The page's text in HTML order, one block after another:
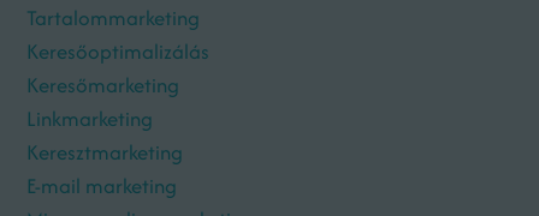
Tartalommarketing
Keresőoptimalizálás
Keresőmarketing
Linkmarketing
Keresztmarketing
E-mail marketing